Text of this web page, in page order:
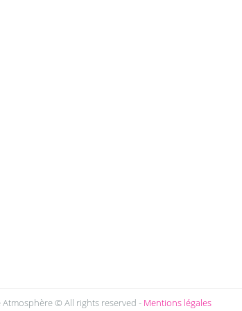
Atmosphère © All rights reserved - Mentions légales